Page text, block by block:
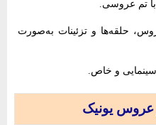
تم عروسی.
حلقه‌ها و تزئینات به‌صورت
سینمایی و خاص.
عروس یونیک